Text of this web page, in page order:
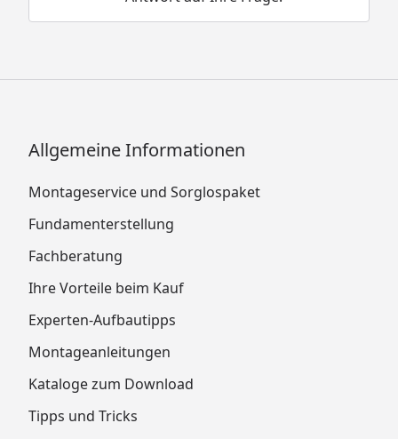
Allgemeine Informationen
Montageservice und Sorglospaket
Fundamenterstellung
Fachberatung
Ihre Vorteile beim Kauf
Experten-Aufbautipps
Montageanleitungen
Kataloge zum Download
Tipps und Tricks